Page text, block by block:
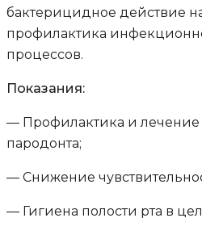
бактерицидное действие
профилактика
процессов.
Показания:
— Профилактика и лечение
пародонта;
— Снижение
— Гигиена полости рта в